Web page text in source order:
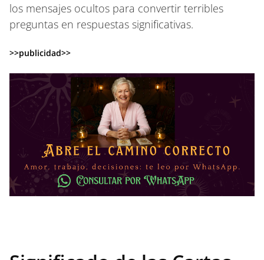
los mensajes ocultos para convertir terribles
preguntas en respuestas significativas.
>>publicidad>>